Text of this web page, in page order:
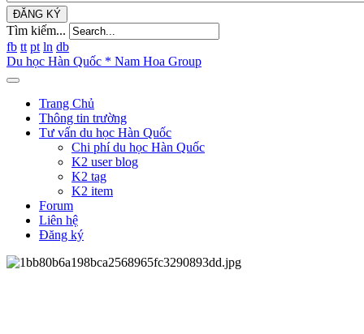
ĐĂNG KÝ
Tìm kiếm...
fb tt pt ln db
Du học Hàn Quốc * Nam Hoa Group
Trang Chủ
Thông tin trường
Tư vấn du học Hàn Quốc
Chi phí du học Hàn Quốc
K2 user blog
K2 tag
K2 item
Forum
Liên hệ
Đăng ký